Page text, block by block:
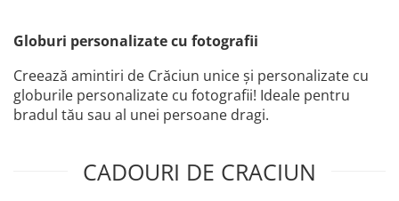
Globuri personalizate cu fotografii
Creează amintiri de Crăciun unice și personalizate cu
globurile personalizate cu fotografii! Ideale pentru
bradul tău sau al unei persoane dragi.
CADOURI DE CRACIUN